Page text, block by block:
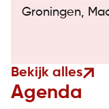
Groningen,
Bekijk alles
Agenda